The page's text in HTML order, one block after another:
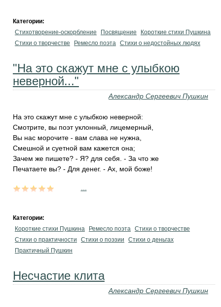
Категории:
Стихотворение-оскорбление
Посвящение
Короткие стихи Пушкина
Стихи о творчестве
Ремесло поэта Стихи о недостойных людях
"На это скажут мне с улыбкою
неверной..."
Александр Сергеевич Пушкин
На это скажут мне с улыбкою неверной:
Смотрите, вы поэт уклонный, лицемерный,
Вы нас морочите - вам слава не нужна,
Смешной и суетной вам кажется она;
Зачем же пишете? - Я? для себя. - За что же
Печатаете вы? - Для денег. - Ах, мой боже!
Категории:
Короткие стихи Пушкина
Ремесло поэта Стихи о творчестве
Стихи о практичности
Стихи о поэзии
Стихи о деньгах
Практичный Пушкин
Несчастие клита
Александр Сергеевич Пушкин